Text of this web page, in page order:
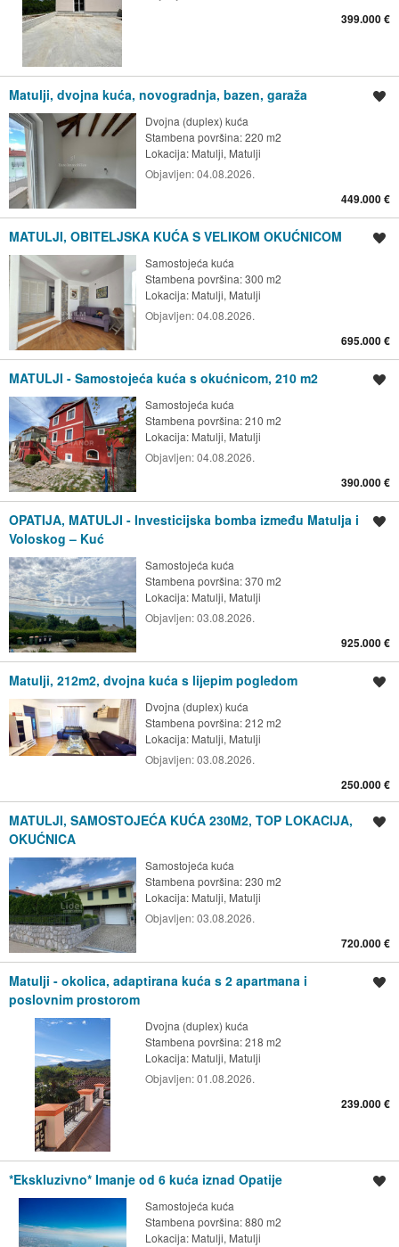
399.000 €
Matulji, dvojna kuća, novogradnja, bazen, garaža
Dvojna (duplex) kuća
Stambena površina: 220 m2
Lokacija: Matulji, Matulji
Objavljen:04.08.2026.
449.000 €
MATULJI, OBITELJSKA KUĆA S VELIKOM OKUĆNICOM
Samostojeća kuća
Stambena površina: 300 m2
Lokacija: Matulji, Matulji
Objavljen:04.08.2026.
695.000 €
MATULJI - Samostojeća kuća s okućnicom, 210 m2
Samostojeća kuća
Stambena površina: 210 m2
Lokacija: Matulji, Matulji
Objavljen:04.08.2026.
390.000 €
OPATIJA, MATULJI - Investicijska bomba između Matulja i
Voloskog – Kuć
Samostojeća kuća
Stambena površina: 370 m2
Lokacija: Matulji, Matulji
Objavljen:03.08.2026.
925.000 €
Matulji, 212m2, dvojna kuća s lijepim pogledom
Dvojna (duplex) kuća
Stambena površina: 212 m2
Lokacija: Matulji, Matulji
Objavljen:03.08.2026.
250.000 €
MATULJI, SAMOSTOJEĆA KUĆA 230M2, TOP LOKACIJA,
OKUĆNICA
Samostojeća kuća
Stambena površina: 230 m2
Lokacija: Matulji, Matulji
Objavljen:03.08.2026.
720.000 €
Matulji - okolica, adaptirana kuća s 2 apartmana i
poslovnim prostorom
Dvojna (duplex) kuća
Stambena površina: 218 m2
Lokacija: Matulji, Matulji
Objavljen:01.08.2026.
239.000 €
*Ekskluzivno* Imanje od 6 kuća iznad Opatije
Samostojeća kuća
Stambena površina: 880 m2
Lokacija: Matulji, Matulji